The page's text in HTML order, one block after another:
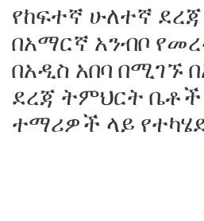
የከፍተኛ ሁለተኛ
በአማርኛ አንብቦ
በአዲስ አበባ በሚገኙ
ደረጃ ትምህርት ቤቶች
ተማሪዎች ላይ የተካሄደ